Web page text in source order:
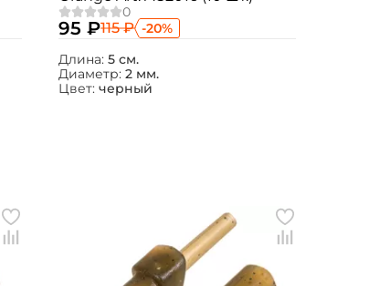
95 ₽115 ₽ -20%
Длина: 5 см.
Диаметр: 2 мм.
Цвет: черный